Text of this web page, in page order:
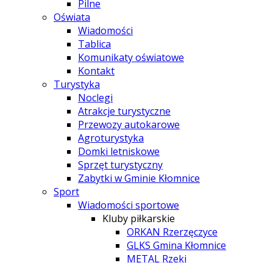
Pilne
Oświata
Wiadomości
Tablica
Komunikaty oświatowe
Kontakt
Turystyka
Noclegi
Atrakcje turystyczne
Przewozy autokarowe
Agroturystyka
Domki letniskowe
Sprzęt turystyczny
Zabytki w Gminie Kłomnice
Sport
Wiadomości sportowe
Kluby piłkarskie
ORKAN Rzerzęczyce
GLKS Gmina Kłomnice
METAL Rzeki